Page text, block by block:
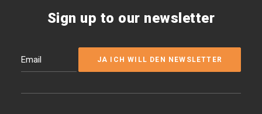
Sign up to our newsletter